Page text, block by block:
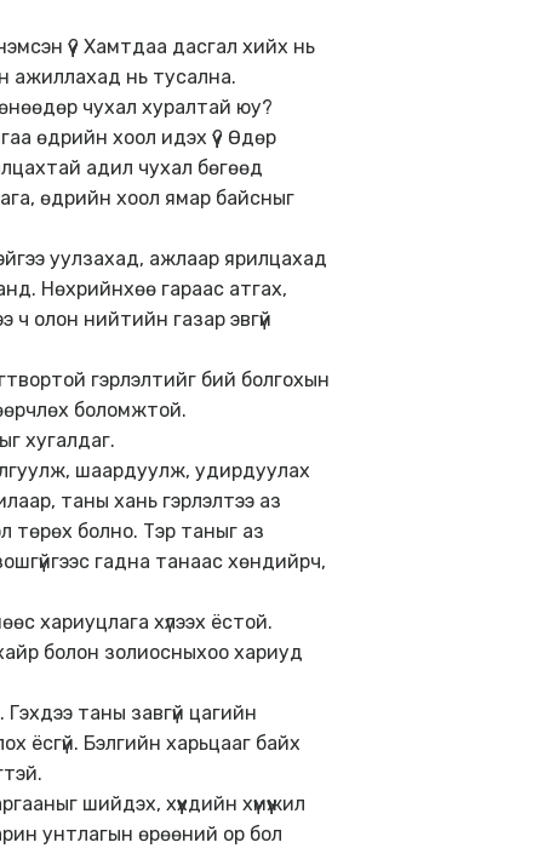
үү? Хамтдаа дасгал хийх нь
ажиллахад нь тусална.
чухал хуралтай юу?
өдрийн хоол идэх үү? Өдөр
адил чухал бөгөөд
өдрийн хоол ямар байсныг
уулзахад, ажлаар ярилцахад
Нөхрийнхөө гараас атгах,
ч олон нийтийн газар эвгүй
гэрлэлтийг бий болгохын
боломжтой.
хугалдаг.
шаардуулж, удирдуулах
таны хань гэрлэлтээ аз
төрөх болно. Тэр таныг аз
гадна танаас хөндийрч,
хариуцлага хүлээх ёстой.
болон золиосныхоо хариуд
Гэхдээ таны завгүй цагийн
ёсгүй. Бэлгийн харьцааг байх
шийдэх, хүүхдийн хүмүүжил
унтлагын өрөөний ор бол